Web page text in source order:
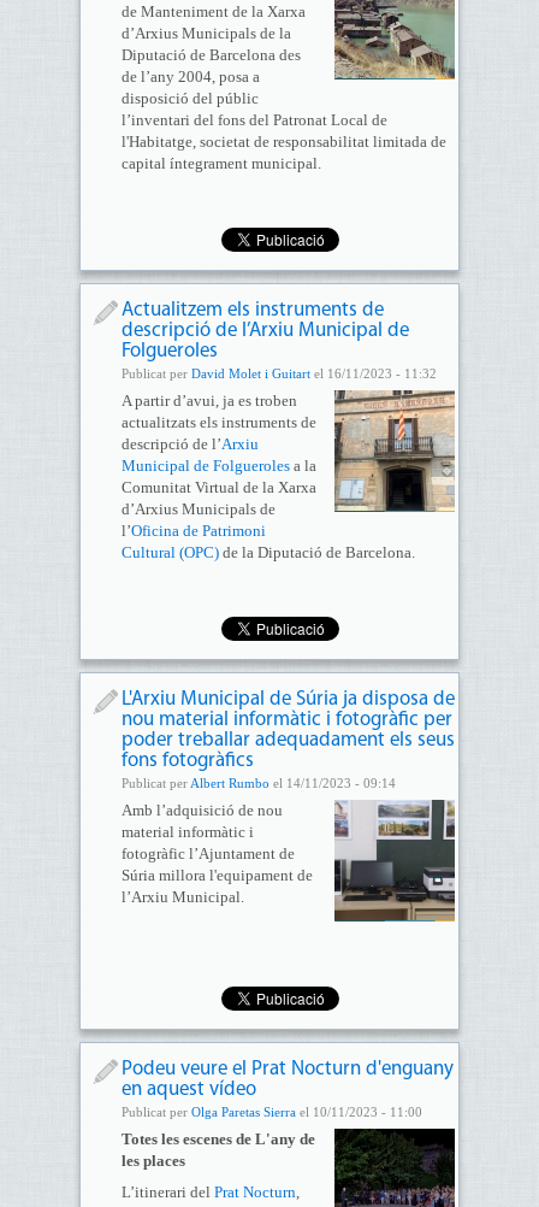
de Manteniment de la Xarxa
d’Arxius Municipals de la
Diputació de Barcelona des
de l’any 2004, posa a
disposició del públic
l’inventari del fons del Patronat Local de
l'Habitatge, societat de responsabilitat limitada de
capital íntegrament municipal.
Actualitzem els instruments de
descripció de l’Arxiu Municipal de
Folgueroles
Publicat per David Molet i Guitartel 16/11/2023 - 11:32
A partir d’avui, ja es troben
actualitzats els instruments de
descripció de l’Arxiu
Municipal de Folguerolesa la
Comunitat Virtual de la Xarxa
d’Arxius Municipals de
l’Oficina de Patrimoni
Cultural (OPC)de la Diputació de Barcelona.
L'Arxiu Municipal de Súria ja disposa de
nou material informàtic i fotogràfic per
poder treballar adequadament els seus
fons fotogràfics
Publicat per Albert Rumbo el 14/11/2023 - 09:14
Amb l’adquisició de nou
material informàtic i
fotogràfic l’Ajuntament de
Súria millora l'equipament de
l’Arxiu Municipal.
Podeu veure el Prat Nocturn d'enguany
en aquest vídeo
Publicat per Olga Paretas Sierrael 10/11/2023 - 11:00
Totes les escenes de L'any de
les places
L’itinerari del Prat Nocturn,